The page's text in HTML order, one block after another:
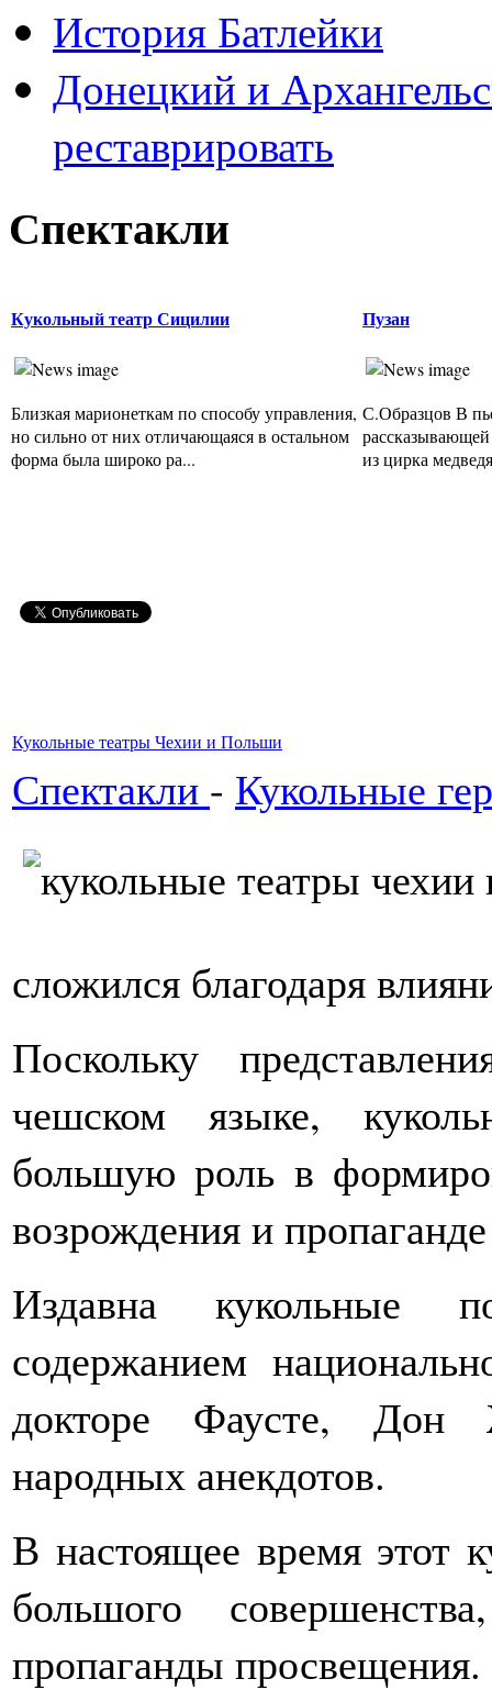
История Батлейки
Донецкий и
реставрировать
Спектакли
Кукольный театр Сицилии
Близкая марионеткам по способу управления,
но сильно от них отличающаяся в остальном
форма была широко ра...
Пузан
С.Образцов В
из цирка
Кукольные театры Чехии и Польши
Спектакли - Кукольные
сложился благодаря
Поскольку
чешском языке,
большую роль в
возрождения и
Издавна кукольные
содержанием
докторе Фаусте, Дон
народных анекдотов.
В настоящее время этот
большого
пропаганды просвещения.